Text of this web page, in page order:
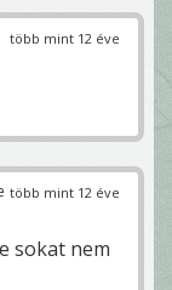
több mint 12 éve
több mint 12 éve
sokat nem